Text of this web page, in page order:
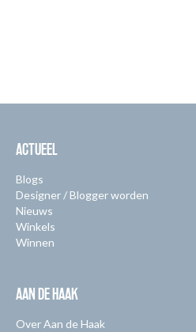
ACTUEEL
Blogs
Designer / Blogger worden
Nieuws
Winkels
Winnen
AAN DE HAAK
Over Aan de Haak